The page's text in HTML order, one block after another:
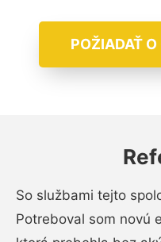
POŽIADAŤ
So službami tejto
Potreboval som novú